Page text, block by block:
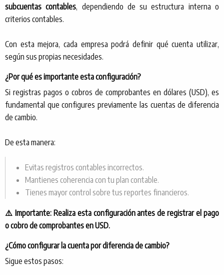
subcuentas contables, dependiendo de su estructura interna o
criterios contables.
Con esta mejora, cada empresa podrá definir qué cuenta utilizar,
según sus propias necesidades.
¿Por qué es importante esta configuración?
Si registras pagos o cobros de comprobantes en dólares (USD), es
fundamental que configures previamente las cuentas de diferencia
de cambio.
De esta manera:
Evitas registros contables incorrectos.
Mantienes coherencia con tu plan contable.
Tienes mayor control sobre tus reportes financieros.
⚠️ Importante: Realiza esta configuración antes de registrar el pago
o cobro de comprobantes en USD.
¿Cómo configurar la cuenta por diferencia de cambio?
Sigue estos pasos: